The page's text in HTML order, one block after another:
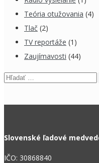
Teória otužovania (4)
Tlač (2)
TV reportáže (1)
Zaujímavosti (44)
Hľadať:
Slovenské ľadové
IČO: 30868840